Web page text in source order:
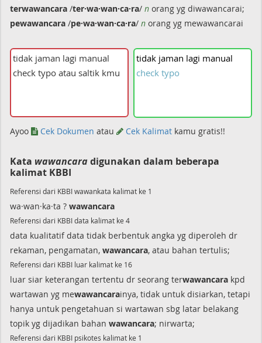
terwawancara /ter·wa·wan·ca·ra/ n orang yg diwawancarai;
pewawancara /pe·wa·wan·ca·ra/ n orang yg mewawancarai
tidak jaman lagi manual
check typo
Ayoo Cek Dokumen atau Cek Kalimat kamu gratis!!
Kata wawancaradigunakan dalam beberapa
kalimat KBBI
Referensi dari KBBI wawankata kalimat ke 1
wa·wan·ka·ta ? wawancara
Referensi dari KBBI data kalimat ke 4
data kualitatif data tidak berbentuk angka yg diperoleh dr
rekaman, pengamatan, wawancara, atau bahan tertulis;
Referensi dari KBBI luar kalimat ke 16
luar siar keterangan tertentu dr seorang terwawancara kpd
wartawan yg mewawancarainya, tidak untuk disiarkan, tetapi
hanya untuk pengetahuan si wartawan sbg latar belakang
topik yg dijadikan bahan wawancara; nirwarta;
Referensi dari KBBI psikotes kalimat ke 1